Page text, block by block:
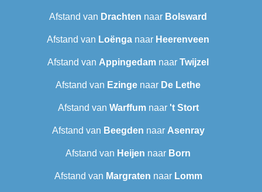
Afstand van Drachten naar Bolsward‎
Afstand van Loënga naar Heerenveen
Afstand van Appingedam naar Twijzel
Afstand van Ezinge naar De Lethe
Afstand van Warffumnaar 't Stort
Afstand van Beegden naar Asenray
Afstand van Heijen naar Born
Afstand van Margraten naar Lomm